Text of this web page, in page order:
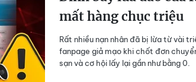
mất hàng chục triệu
Rất nhiều nạn nhân đã bị lừa từ vài
fanpage giả mạo khi chốt đơn
sạn và cơ hội lấy lại gần như bằng 0.